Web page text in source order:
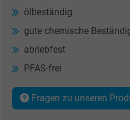
ölbeständig
gute chemische
abriebfest
PFAS-frei
Fragen zu unseren